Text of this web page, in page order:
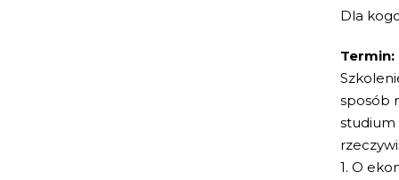
Dla
sposób
studium
1. O